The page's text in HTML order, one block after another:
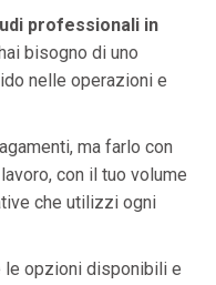
professionali in
bisogno di uno
nelle operazioni e
ma farlo con
con il tuo volume
che utilizzi ogni
le opzioni disponibili e